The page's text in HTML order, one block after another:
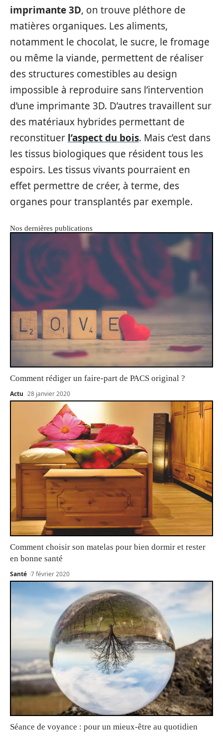
imprimante 3D, on trouve pléthore de
matières organiques. Les aliments,
notamment le chocolat, le sucre, le fromage
ou même la viande, permettent de réaliser
des structures comestibles au design
impossible à reproduire sans l’intervention
d’une imprimante 3D. D’autres travaillent sur
des matériaux hybrides permettant de
reconstituer l’aspect du bois. Mais c’est dans
les tissus biologiques que résident tous les
espoirs. Les tissus vivants pourraient en
effet permettre de créer, à terme, des
organes pour transplantés par exemple.
Nos dernières publications
Comment rédiger un faire-part de PACS original ?
Actu 28 janvier 2020
Comment choisir son matelas pour bien dormir et rester
en bonne santé
Santé 7 février 2020
Séance de voyance : pour un mieux-être au quotidien